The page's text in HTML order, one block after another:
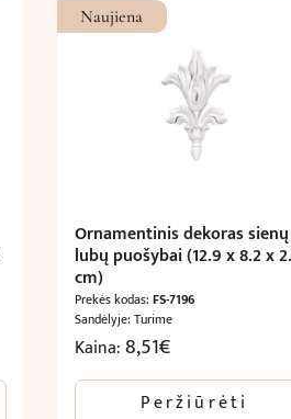
Naujiena
Ornamentinis dekoras
lubų puošybai (12.9 x 8.2 x
cm)
Prekės kodas: FS-7196
Sandėlyje: Turime
Kaina:8,51€
Peržiūrėti